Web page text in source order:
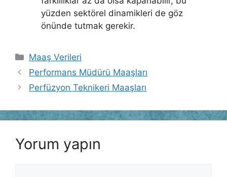
yüzden sektörel dinamikleri de göz
önünde tutmak gerekir.
Kategoriler
Maaş Verileri
Performans Müdürü Maaşları
Perfüzyon Teknikeri Maaşları
Yorum yapın